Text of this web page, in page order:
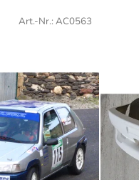
Art.-Nr.: AC0563